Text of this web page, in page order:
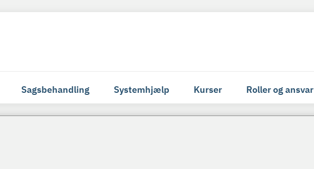
Sagsbehandling Systemhjælp Kurser Roller og ansvar